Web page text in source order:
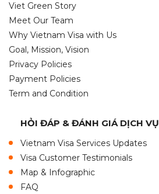
Viet Green Story
Meet Our Team
Why Vietnam Visa with Us
Goal, Mission, Vision
Privacy Policies
Payment Policies
Term and Condition
HỎI ĐÁP & ĐÁNH GIÁ DỊCH VỤ
Vietnam Visa Services Updates
Visa Customer Testimonials
Map & Infographic
FAQ